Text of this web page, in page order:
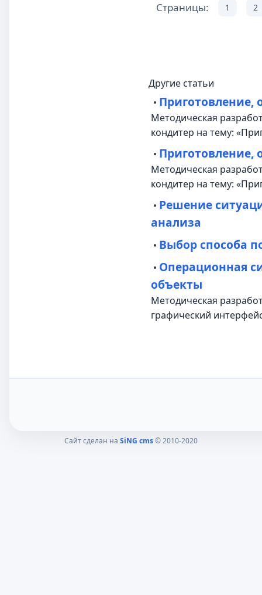
Страницы: 1 2
Другие статьи
• Приготовление,
Методическая
кондитер на тему:
• Приготовление,
Методическая
кондитер на тему:
• Решение
анализа
• Выбор способа
• Операционная
объекты
Методическая
графический
Сайт сделан на SiNG cms© 2010-2020